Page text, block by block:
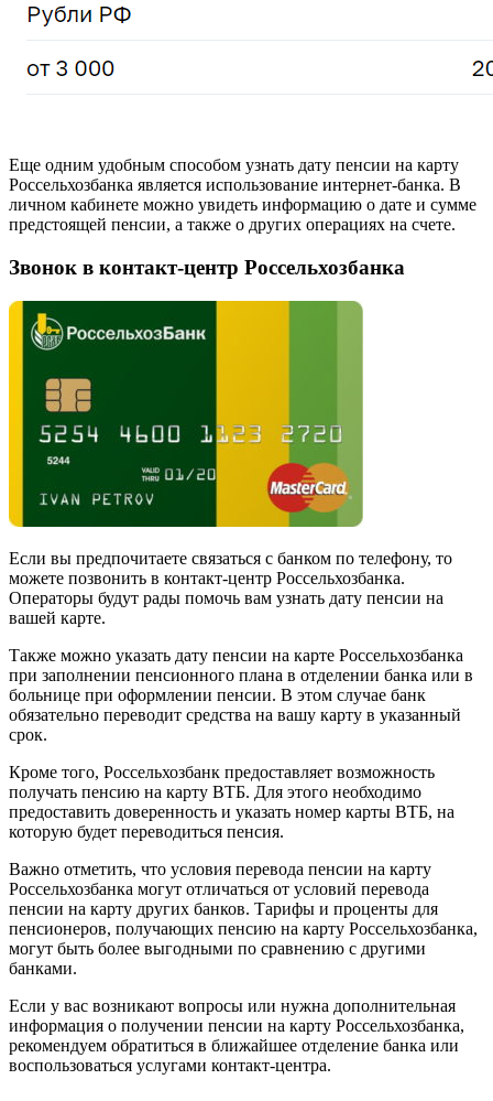
Еще одним удобным способом узнать дату пенсии на карту
Россельхозбанка является использование интернет-банка. В
личном кабинете можно увидеть информацию о дате и сумме
предстоящей пенсии, а также о других операциях на счете.
Звонок в контакт-центр Россельхозбанка
Если вы предпочитаете связаться с банком по телефону, то
можете позвонить в контакт-центр Россельхозбанка.
Операторы будут рады помочь вам узнать дату пенсии на
вашей карте.
Также можно указать дату пенсии на карте Россельхозбанка
при заполнении пенсионного плана в отделении банка или в
больнице при оформлении пенсии. В этом случае банк
обязательно переводит средства на вашу карту в указанный
срок.
Кроме того, Россельхозбанк предоставляет возможность
получать пенсию на карту ВТБ. Для этого необходимо
предоставить доверенность и указать номер карты ВТБ, на
которую будет переводиться пенсия.
Важно отметить, что условия перевода пенсии на карту
Россельхозбанка могут отличаться от условий перевода
пенсии на карту других банков. Тарифы и проценты для
пенсионеров, получающих пенсию на карту Россельхозбанка,
могут быть более выгодными по сравнению с другими
банками.
Если у вас возникают вопросы или нужна дополнительная
информация о получении пенсии на карту Россельхозбанка,
рекомендуем обратиться в ближайшее отделение банка или
воспользоваться услугами контакт-центра.